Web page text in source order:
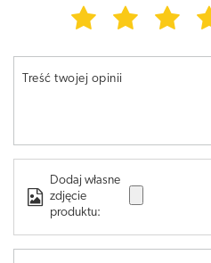
Treść twojej opinii
Dodaj własne
zdjęcie
produktu: